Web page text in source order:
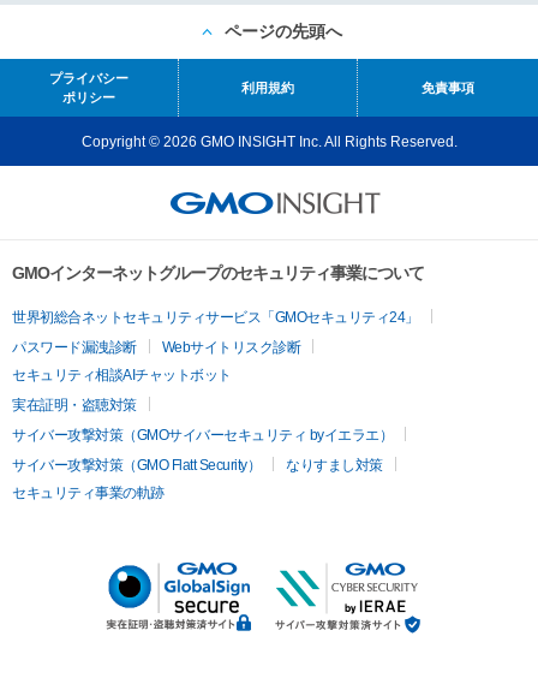
ページの先頭へ
プライバシー
ポリシー
利用規約 免責事項
Copyright © 2026 GMO INSIGHT Inc. All Rights Reserved.
GMOインターネットグループのセキュリティ事業について
世界初総合ネットセキュリティサービス「GMOセキュリティ24」
パスワード漏洩診断
Webサイトリスク診断
セキュリティ相談AIチャットボット
実在証明・盗聴対策
サイバー攻撃対策（GMOサイバーセキュリティ byイエラエ）
サイバー攻撃対策（GMO Flatt Security）
なりすまし対策
セキュリティ事業の軌跡